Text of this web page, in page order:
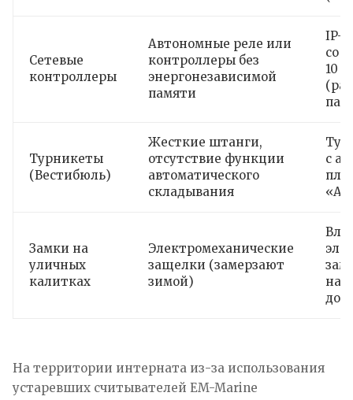
Сетевые
контроллеры
Автономные реле или
контроллеры без
энергонезависимой
памяти
IP-
10
Турникеты
(Вестибюль)
Жесткие штанги,
отсутствие функции
автоматического
складывания
с
Замки на
уличных
калитках
Электромеханические
защелки (замерзают
зимой)
На территории интерната из-за использования
устаревших считывателей EM-Marine